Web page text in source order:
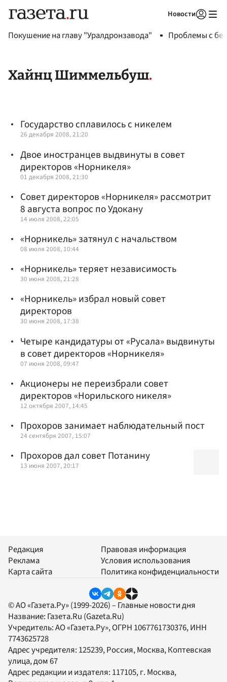
Новости
Покушение на главу "Уралдронзавода" Проблемы с
Хайнц Шиммельбуш
Государство сплавилось с никелем
26 декабря 2008, 21:20
Двое иностранцев выдвинуты в совет
директоров «Норникеля»
01 декабря 2008, 21:30
Совет директоров «Норникеля» рассмотрит
8 августа вопрос по Удокану
14 июля 2008, 22:05
«Норникель» затянул с начальством
08 июля 2008, 10:44
«Норникель» теряет независимость
30 июня 2008, 21:28
«Норникель» избрал новый совет
директоров
30 июня 2008, 17:38
Четыре кандидатуры от «Русала» выдвинуты
в совет директоров «Норникеля»
07 июня 2008, 09:47
Акционеры не переизбрали совет
директоров «Норильского никеля»
12 октября 2007, 14:45
Прохоров занимает наблюдательный пост
24 сентября 2007, 15:07
Прохоров дал совет Потанину
13 июня 2007, 20:17
Редакция
Реклама
Карта сайта
Правовая информация
Условия использования
Политика конфиденциальности
© АО «Газета.Ру» (1999-2026) – Главные новости дня
Название: Газета.Ru (Gazeta.Ru)
Учредитель:АО «Газета.Ру», ОГРН 1067761730376, ИНН
7743625728
Адрес учредителя: 125239, Россия, Москва, Коптевская
улица, дом 67
Адрес редакции и издателя: 117105, г. Москва,